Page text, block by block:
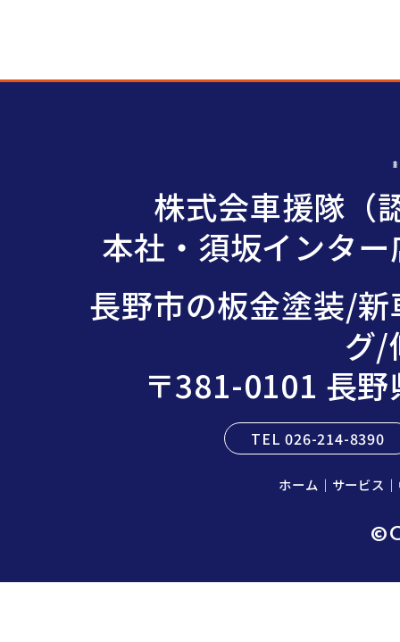
株式会車援隊（
本社・須坂インタ
長野市の板金塗装/
グ/
〒381-0101 長
TEL 026-214-8390
ホーム ｜ サービス ｜